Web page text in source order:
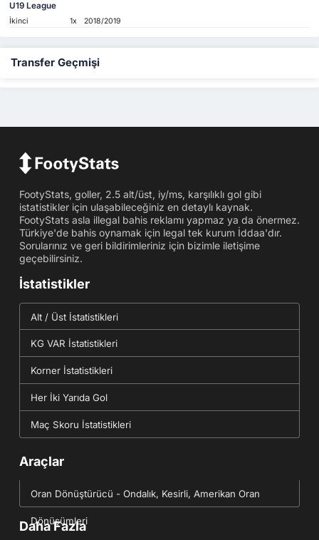
U19 League
İkinci 1x 2018/2019
Transfer Geçmişi
FootyStats, goller, 2.5 alt/üst, iy/ms, karşılıklı gol gibi
istatistikler için ulaşabileceğiniz en detaylı kaynak.
FootyStats asla illegal bahis reklamı yapmaz ya da önermez.
Türkiye'de bahis oynamak için legal tek kurum İddaa'dır.
Sorularınız ve geri bildirimleriniz için bizimle iletişime
geçebilirsiniz.
İstatistikler
Alt / Üst İstatistikleri
KG VAR İstatistikleri
Korner İstatistikleri
Her İki Yarıda Gol
Maç Skoru İstatistikleri
Araçlar
Oran Dönüştürücü - Ondalık, Kesirli, Amerikan Oran
Dönüşümleri
Daha Fazla